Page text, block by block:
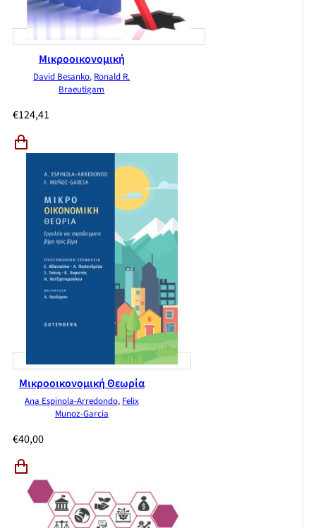
Μικροοικονομική
David Besanko, Ronald R.
Braeutigam
€124,41
Μικροοικονομική Θεωρία
Ana Espinola-Arredondo, Felix
Munoz-Garcia
€40,00